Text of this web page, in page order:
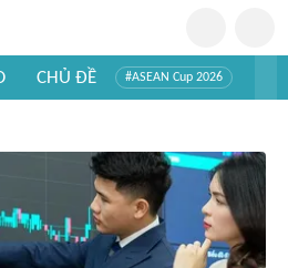
CHỦ ĐỀ #ASEAN Cup 2026